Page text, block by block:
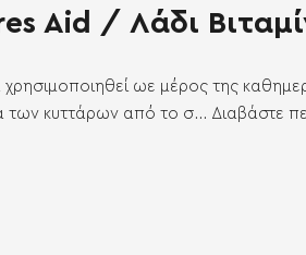
Aid / Λάδι
χρησιμοποιηθεί ωε μέρος της
των κυττάρων από το σ... Διαβάστε